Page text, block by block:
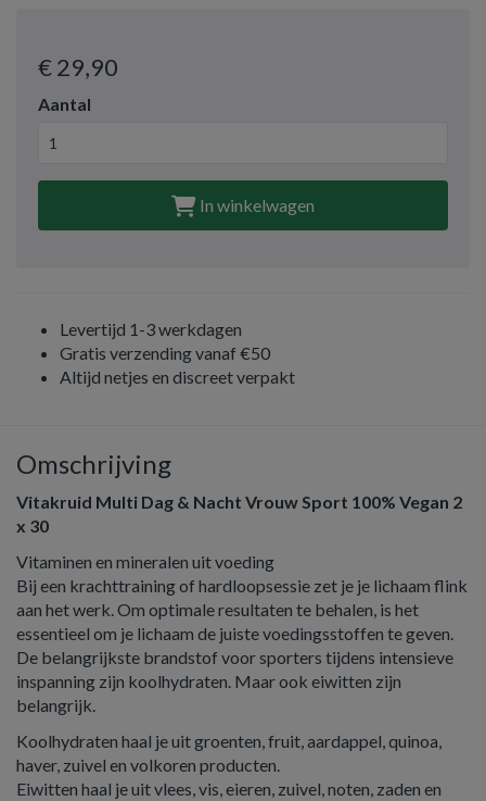
€ 29,90
Aantal
In winkelwagen
Levertijd 1-3 werkdagen
Gratis verzending vanaf €50
Altijd netjes en discreet verpakt
Omschrijving
Vitakruid Multi Dag & Nacht Vrouw Sport 100% Vegan 2
x 30
Vitaminen en mineralen uit voeding
Bij een krachttraining of hardloopsessie zet je je lichaam flink
aan het werk. Om optimale resultaten te behalen, is het
essentieel om je lichaam de juiste voedingsstoffen te geven.
De belangrijkste brandstof voor sporters tijdens intensieve
inspanning zijn koolhydraten. Maar ook eiwitten zijn
belangrijk.
Koolhydraten haal je uit groenten, fruit, aardappel, quinoa,
haver, zuivel en volkoren producten.
Eiwitten haal je uit vlees, vis, eieren, zuivel, noten, zaden en